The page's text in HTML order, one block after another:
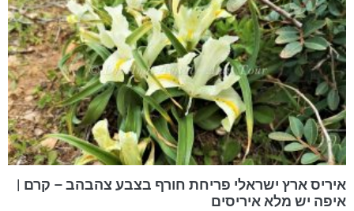
איריס ארץ ישראלי פריחת חורף בצבע צהבהב – קרם |
איפה יש מלא איריסים